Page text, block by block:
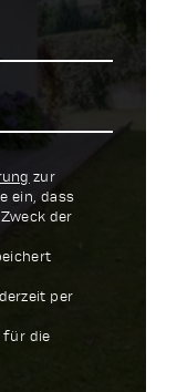
zur
ein, dass
der
per
für die